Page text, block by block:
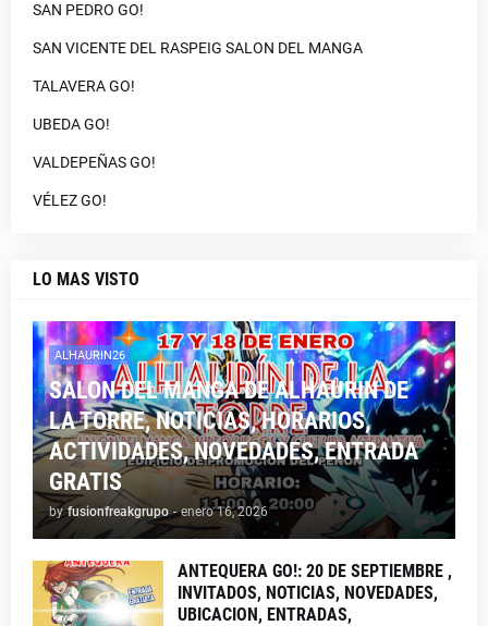
SAN PEDRO GO!
SAN VICENTE DEL RASPEIG SALON DEL MANGA
TALAVERA GO!
UBEDA GO!
VALDEPEÑAS GO!
VÉLEZ GO!
LO MAS VISTO
ALHAURIN26
SALON DEL MANGA DE ALHAURIN DE
LA TORRE, NOTICIAS, HORARIOS,
ACTIVIDADES, NOVEDADES, ENTRADA
GRATIS
by fusionfreakgrupo - enero 16, 2026
ANTEQUERA GO!: 20 DE SEPTIEMBRE ,
INVITADOS, NOTICIAS, NOVEDADES,
UBICACION, ENTRADAS,